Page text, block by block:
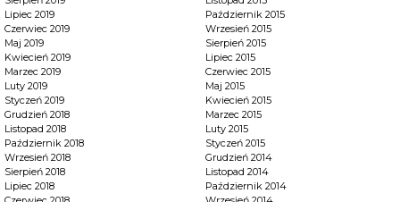
Lipiec 2019
Czerwiec 2019
Maj 2019
Kwiecień 2019
Marzec 2019
Luty 2019
Styczeń 2019
Grudzień 2018
Listopad 2018
Październik 2018
Wrzesień 2018
Sierpień 2018
Lipiec 2018
Październik 2015
Wrzesień 2015
Sierpień 2015
Lipiec 2015
Czerwiec 2015
Maj 2015
Kwiecień 2015
Marzec 2015
Luty 2015
Styczeń 2015
Grudzień 2014
Listopad 2014
Październik 2014